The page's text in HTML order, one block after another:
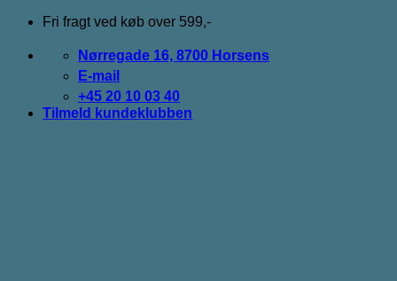
Fortsæt
indhold
Fri fragt ved køb over 599,-
Nørregade 16, 8700 Horsens
E-mail
+45 20 10 03 40
Tilmeld kundeklubben